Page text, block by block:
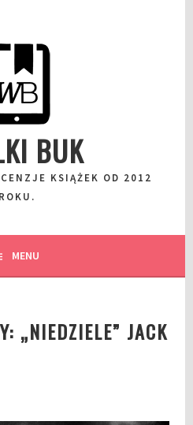
BUK
KSIĄŻEK OD 2012
ROKU.
MENU
„NIEDZIELE” JACK